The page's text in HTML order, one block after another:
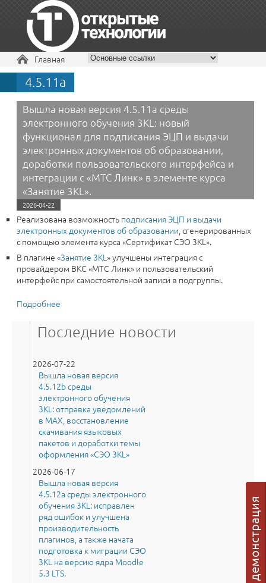
Вы здесь
Главная
4.5.11a
Вышла новая версия 4.5.11a среды
электронного обучения 3KL: новый
функционал для подписания ЭЦП и выдачи
электронных документов об образовании,
доработки пользовательского интерфейса и
интеграции с «МТС Линк» в элементе курса
«Занятие 3KL».
2026-04-22
Реализована возможность подписания ЭЦП и выдачи
электронных документов об образовании, сгенерированных
с помощью элемента курса «Сертификат СЭО 3KL».
В плагине «Занятие 3KL» улучшены интеграция с
провайдером ВКС «МТС Линк» и пользовательский
интерфейс при самостоятельной записи в подгруппы.
Подробнее
образовании, доработки пользовательского
курса «Занятие 3KL».
Последние новости
2026-07-22
Вышла новая версия
4.5.12b среды
электронного обучения
3KL: отправка уведомлений
в MAX, восстановление
скачивания языковых
пакетов и доработки темы
оформления «СЭО 3KL»
2026-06-17
Вышла новая версия
4.5.12a среды электронного
обучения 3KL: исправлен
ряд ошибок и улучшена
производительность
плагинов, а также начата
подготовка к миграции СЭО
3KL на версию ядра Moodle
5.3 LTS.